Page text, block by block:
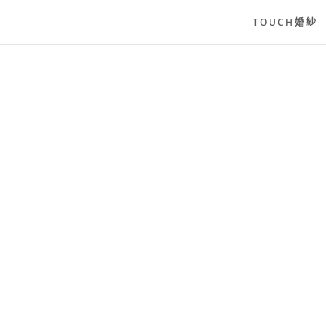
TOUCH婚紗